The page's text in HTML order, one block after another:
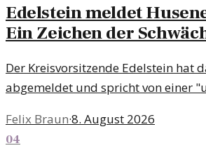
Edelstein meldet
Ein Zeichen der
Der Kreisvorsitzende Edelstein hat
abgemeldet und spricht von einer
Entscheidung sind vielschichtig.
Felix Braun·8. August 2026
04